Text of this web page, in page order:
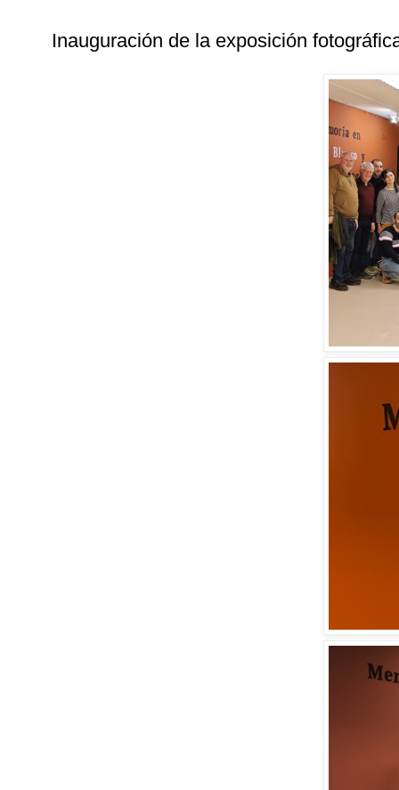
Inauguración de la exposición